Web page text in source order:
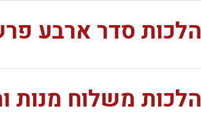
הלכות סדר ארבע
הלכות משלוח מנות